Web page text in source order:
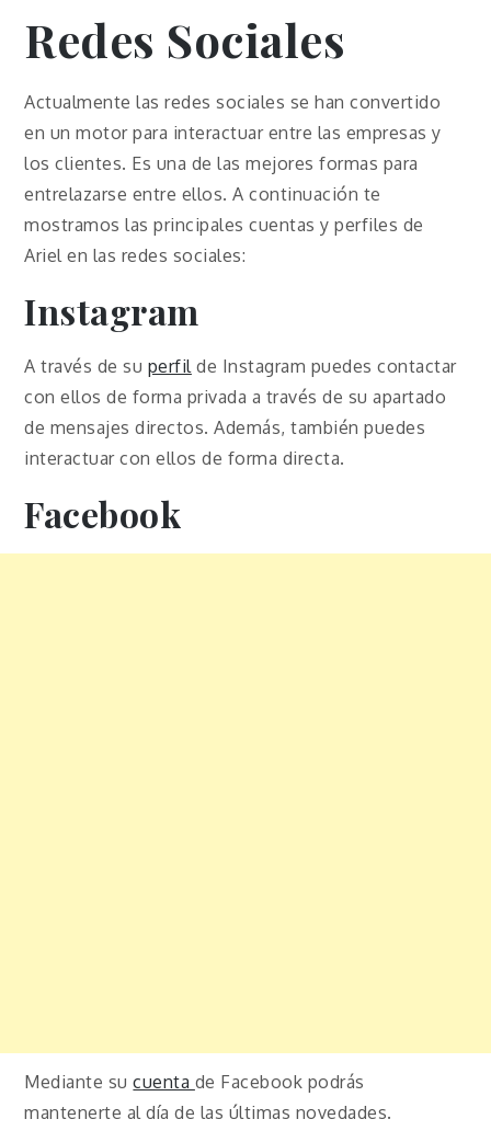
Redes Sociales
Actualmente las redes sociales se han convertido
en un motor para interactuar entre las empresas y
los clientes. Es una de las mejores formas para
entrelazarse entre ellos. A continuación te
mostramos las principales cuentas y perfiles de
Ariel en las redes sociales:
Instagram
A través de su perfil de Instagram puedes contactar
con ellos de forma privada a través de su apartado
de mensajes directos. Además, también puedes
interactuar con ellos de forma directa.
Facebook
Mediante sucuenta de Facebook podrás
mantenerte al día de las últimas novedades.